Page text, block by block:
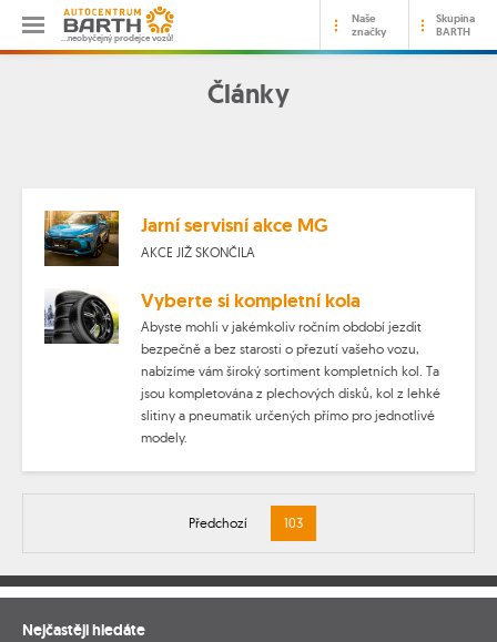
…neobyčejný prodejce vozů!
Naše
značky
Skupina
BARTH
Články
Jarní servisní akce MG
AKCE JIŽ SKONČILA
Vyberte si kompletní kola
Abyste mohli v jakémkoliv ročním období jezdit
bezpečně a bez starosti o přezutí vašeho vozu,
nabízíme vám široký sortiment kompletních kol. Ta
jsou kompletována z plechových disků, kol z lehké
slitiny a pneumatik určených přímo pro jednotlivé
modely.
Předchozí 103
Nejčastěji hledáte